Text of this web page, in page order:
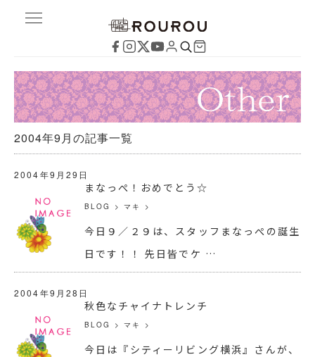
2004年9月の記事一覧
2004年9月29日
まなっぺ！おめでとう☆
BLOG >マキ >
今日９／２９は、スタッフまなっぺの誕生
日です！！ 先日皆でケ …
2004年9月28日
秋色なチャイナトレンチ
BLOG >マキ >
今日は『シティーリビング横浜』さんが、